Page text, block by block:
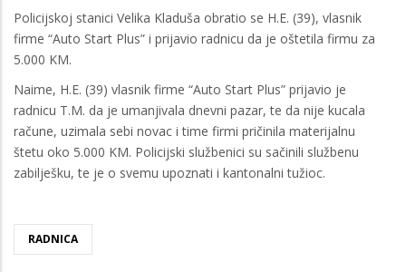
Policijskoj stanici Velika Kladuša obratio se H.E. (39), vlasnik
firme “Auto Start Plus” i prijavio radnicu da je oštetila firmu za
5.000 KM.
Naime, H.E. (39) vlasnik firme “Auto Start Plus” prijavio je
radnicu T.M. da je umanjivala dnevni pazar, te da nije kucala
račune, uzimala sebi novac i time firmi pričinila materijalnu
štetu oko 5.000 KM. Policijski službenici su sačinili službenu
zabilješku, te je o svemu upoznati i kantonalni tužioc.
RADNICA